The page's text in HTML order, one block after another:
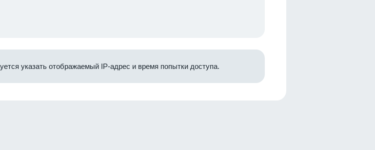
указать отображаемый IP-адрес и время попытки доступа.